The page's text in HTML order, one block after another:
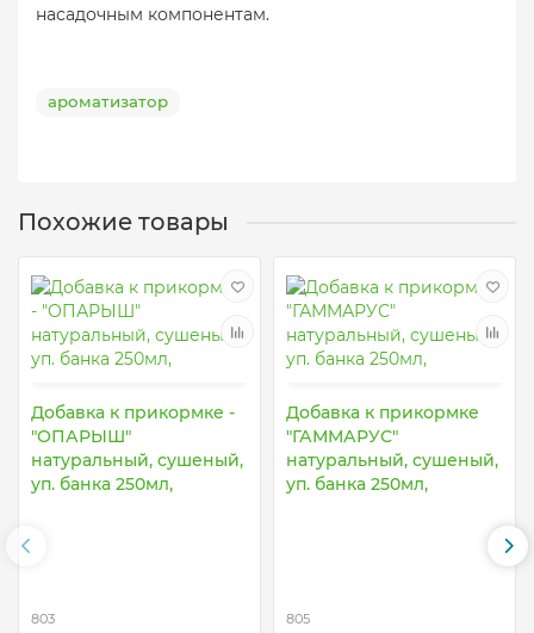
насадочным компонентам.
ароматизатор
Похожие товары
Добавка к прикормке -
"ОПАРЫШ"
натуральный, сушеный,
уп. банка 250мл,
803
Добавка к прикормке
"ГАММАРУС"
натуральный, сушеный,
уп. банка 250мл,
805